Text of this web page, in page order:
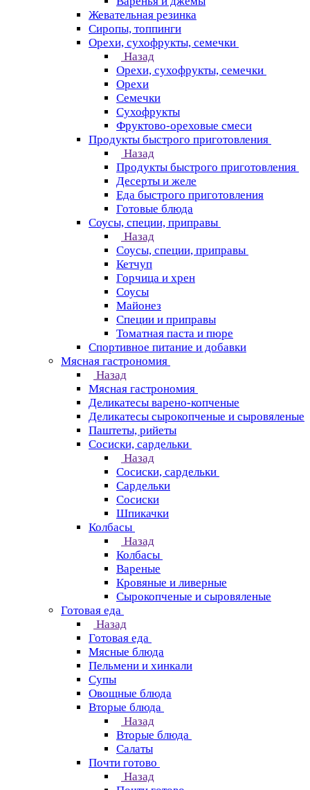
Жевательная резинка
Сиропы, топпинги
Орехи, сухофрукты, семечки
Назад
Орехи, сухофрукты, семечки
Орехи
Семечки
Сухофрукты
Фруктово-ореховые смеси
Продукты быстрого приготовления
Назад
Продукты быстрого приготовления
Десерты и желе
Еда быстрого приготовления
Готовые блюда
Соусы, специи, приправы
Назад
Соусы, специи, приправы
Кетчуп
Горчица и хрен
Соусы
Майонез
Специи и приправы
Томатная паста и пюре
Спортивное питание и добавки
Мясная гастрономия
Назад
Мясная гастрономия
Деликатесы варено-копченые
Деликатесы сырокопченые и сыровяленые
Паштеты, рийеты
Сосиски, сардельки
Назад
Сосиски, сардельки
Сардельки
Сосиски
Шпикачки
Колбасы
Назад
Колбасы
Вареные
Кровяные и ливерные
Сырокопченые и сыровяленые
Готовая еда
Назад
Готовая еда
Мясные блюда
Пельмени и хинкали
Супы
Овощные блюда
Вторые блюда
Назад
Вторые блюда
Салаты
Почти готово
Назад